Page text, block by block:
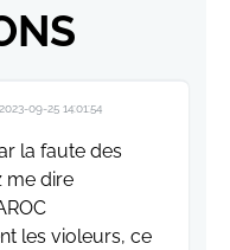
2023-09-25 14:01:54
la faute des
me dire
les violeurs, ce